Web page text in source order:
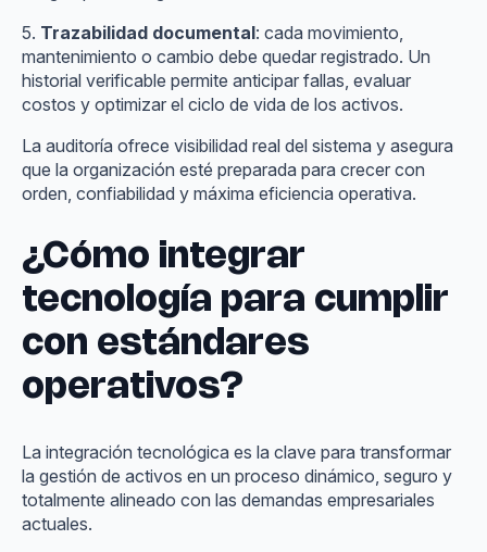
5. Trazabilidad documental: cada movimiento,
mantenimiento o cambio debe quedar registrado. Un
historial verificable permite anticipar fallas, evaluar
costos y optimizar el ciclo de vida de los activos.
La auditoría ofrece visibilidad real del sistema y asegura
que la organización esté preparada para crecer con
orden, confiabilidad y máxima eficiencia operativa.
¿Cómo integrar
tecnología para cumplir
con estándares
operativos?
La integración tecnológica es la clave para transformar
la gestión de activos en un proceso dinámico, seguro y
totalmente alineado con las demandas empresariales
actuales.